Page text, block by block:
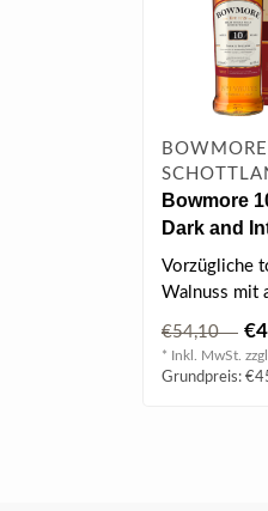
Bowmore
Dark and
Single Malt
l 40% vol
Vorzügliche
Walnuss mit
€54,10
* Inkl. MwSt. zzgl.
Grundpreis: